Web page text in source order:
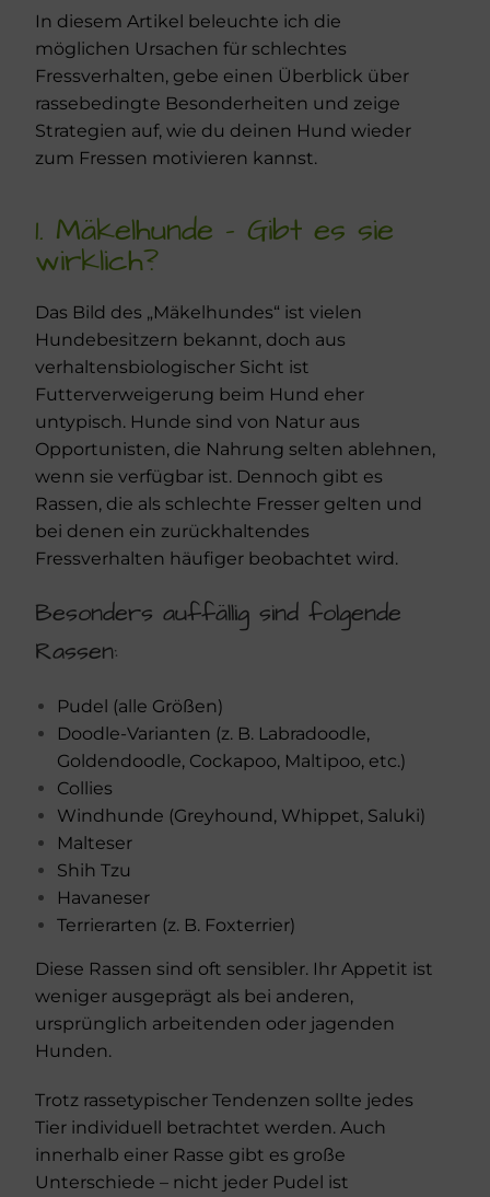
In diesem Artikel beleuchte ich die
möglichen Ursachen für schlechtes
Fressverhalten, gebe einen Überblick über
rassebedingte Besonderheiten und zeige
Strategien auf, wie du deinen Hund wieder
zum Fressen motivieren kannst.
1. Mäkelhunde - Gibt es sie
wirklich?
Das Bild des „Mäkelhundes“ ist vielen
Hundebesitzern bekannt, doch aus
verhaltensbiologischer Sicht ist
Futterverweigerung beim Hund eher
untypisch. Hunde sind von Natur aus
Opportunisten, die Nahrung selten ablehnen,
wenn sie verfügbar ist. Dennoch gibt es
Rassen, die als schlechte Fresser gelten und
bei denen ein zurückhaltendes
Fressverhalten häufiger beobachtet wird.
Besonders auffällig sind folgende
Rassen:
Pudel (alle Größen)
Doodle-Varianten (z. B. Labradoodle,
Goldendoodle, Cockapoo, Maltipoo, etc.)
Collies
Windhunde (Greyhound, Whippet, Saluki)
Malteser
Shih Tzu
Havaneser
Terrierarten (z. B. Foxterrier)
Diese Rassen sind oft sensibler. Ihr Appetit ist
weniger ausgeprägt als bei anderen,
ursprünglich arbeitenden oder jagenden
Hunden.
Trotz rassetypischer Tendenzen sollte jedes
Tier individuell betrachtet werden. Auch
innerhalb einer Rasse gibt es große
Unterschiede – nicht jeder Pudel ist